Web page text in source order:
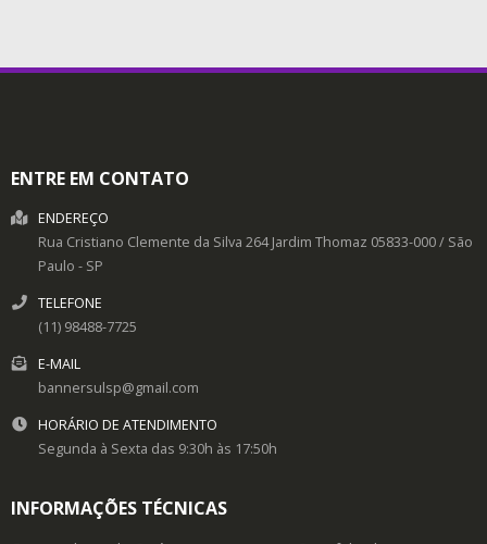
ENTRE EM CONTATO
ENDEREÇO
Rua Cristiano Clemente da Silva 264 Jardim Thomaz 05833-000/ São
Paulo - SP
TELEFONE
(11) 98488-7725
E-MAIL
bannersulsp@gmail.com
HORÁRIO DE ATENDIMENTO
Segunda à Sexta das 9:30h às 17:50h
INFORMAÇÕES TÉCNICAS